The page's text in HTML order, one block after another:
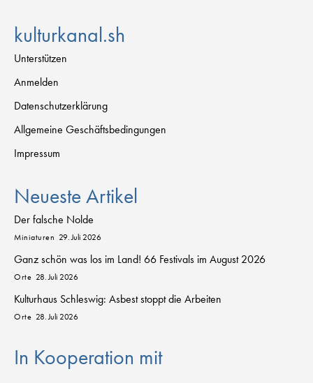
kulturkanal.sh
Unterstützen
Anmelden
Datenschutzerklärung
Allgemeine Geschäftsbedingungen
Impressum
Neueste Artikel
Der falsche Nolde
Miniaturen 29. Juli 2026
Ganz schön was los im Land! 66 Festivals im August 2026
Orte 28. Juli 2026
Kulturhaus Schleswig: Asbest stoppt die Arbeiten
Orte 28. Juli 2026
In Kooperation mit